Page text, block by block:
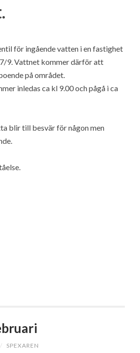
för ingående vatten i en fastighet
9. Vattnet kommer därför att
på området.
inledas ca kl 9.00 och pågå i ca
blir till besvär för någon men
/ SPEXAREN